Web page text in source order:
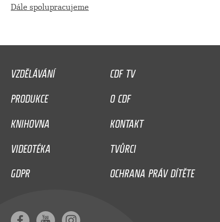
Dále spolupracujeme
VZDĚLÁVÁNÍ
CDF TV
PRODUKCE
O CDF
KNIHOVNA
KONTAKT
VIDEOTÉKA
TVŮRCI
GDPR
OCHRANA PRÁV DÍTĚTE